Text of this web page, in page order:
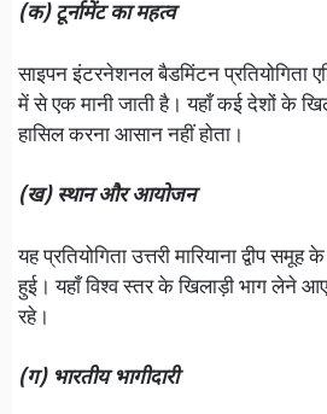
(क) टूर्नामेंट का महत्व
साइपन इंटरनेशनल बैडमिंटन प्रतियोगिता
में से एक मानी जाती है। यहाँ कई देशों के
हासिल करना आसान नहीं होता।
(ख) स्थान और आयोजन
यह प्रतियोगिता उत्तरी मारियाना द्वीप
हुई। यहाँ विश्व स्तर के खिलाड़ी भाग लेने
रहे।
(ग) भारतीय भागीदारी